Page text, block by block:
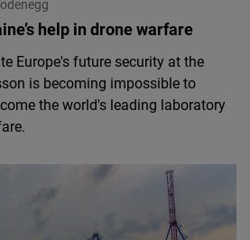
help in drone warfare
Europe's future security at the
is becoming impossible to
the world's leading laboratory